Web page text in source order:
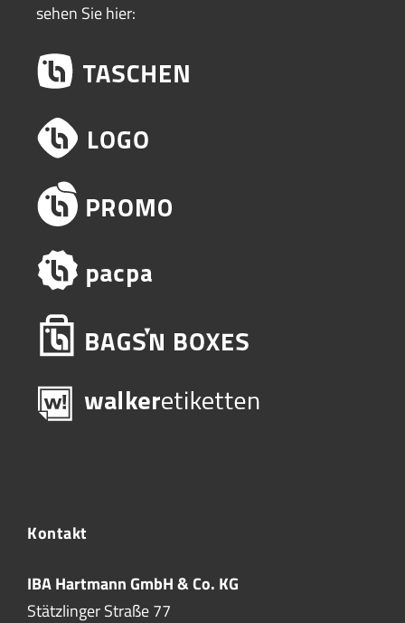
sehen Sie hier:
Kontakt
IBA Hartmann GmbH & Co. KG
Stätzlinger Straße 77